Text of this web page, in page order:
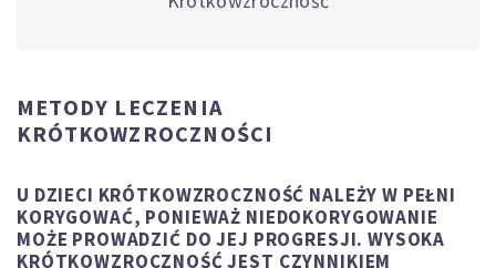
METODY LECZENIA
KRÓTKOWZROCZNOŚCI
U DZIECI KRÓTKOWZROCZNOŚĆ NALEŻY W PEŁNI
KORYGOWAĆ, PONIEWAŻ NIEDOKORYGOWANIE
MOŻE PROWADZIĆ DO JEJ PROGRESJI. WYSOKA
KRÓTKOWZROCZNOŚĆ JEST CZYNNIKIEM